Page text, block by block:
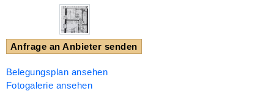
Anfrage an Anbieter senden
Belegungsplan ansehen
Fotogalerie ansehen